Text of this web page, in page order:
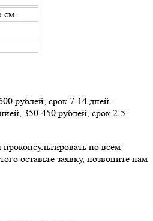
см
рублей, срок 7-14 дней.
350-450 рублей, срок 2-5
по всем
оставьте заявку, позвоните нам